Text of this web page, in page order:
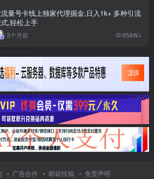
量号卡线上独家代理掘金,日入1k+ 多种引流
,轻松上手
3个月前 658W+
广告合作 邮箱投稿 免责声明